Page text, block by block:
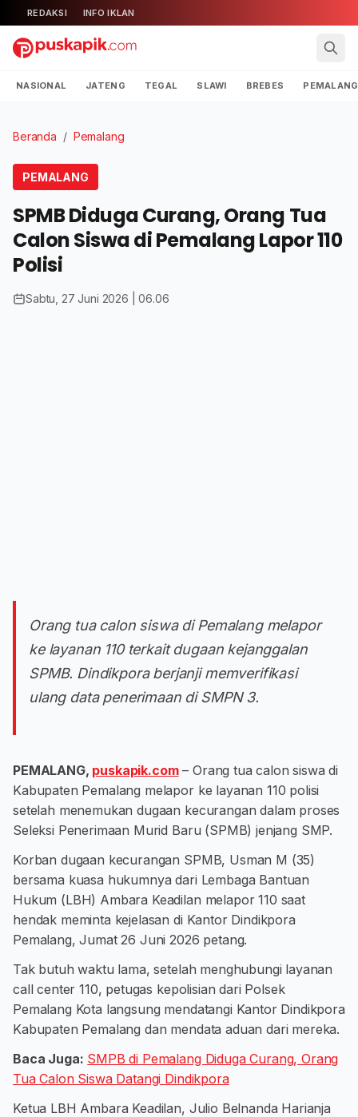
REDAKSI INFO IKLAN
NASIONAL JATENG TEGAL SLAWI BREBES PEMALANG
Beranda / Pemalang
PEMALANG
SPMB Diduga Curang, Orang Tua
Calon Siswa di Pemalang Lapor 110
Polisi
Sabtu, 27 Juni 2026 | 06.06
Orang tua calon siswa di Pemalang melapor
ke layanan 110 terkait dugaan kejanggalan
SPMB. Dindikpora berjanji memverifikasi
ulang data penerimaan di SMPN 3.
PEMALANG, puskapik.com– Orang tua calon siswa di
Kabupaten Pemalang melapor ke layanan 110 polisi
setelah menemukan dugaan kecurangan dalam proses
Seleksi Penerimaan Murid Baru (SPMB) jenjang SMP.
Korban dugaan kecurangan SPMB, Usman M (35)
bersama kuasa hukumnya dari Lembaga Bantuan
Hukum (LBH) Ambara Keadilan melapor 110 saat
hendak meminta kejelasan di Kantor Dindikpora
Pemalang, Jumat 26 Juni 2026 petang.
Tak butuh waktu lama, setelah menghubungi layanan
call center 110, petugas kepolisian dari Polsek
Pemalang Kota langsung mendatangi Kantor Dindikpora
Kabupaten Pemalang dan mendata aduan dari mereka.
Baca Juga: SMPB di Pemalang Diduga Curang, Orang
Tua Calon Siswa Datangi Dindikpora
Ketua LBH Ambara Keadilan, Julio Belnanda Harianja